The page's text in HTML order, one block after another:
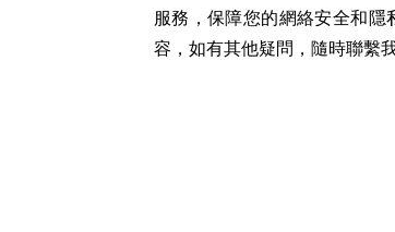
服務，保障您的網絡安全和隱
容，如有其他疑問，隨時聯繫